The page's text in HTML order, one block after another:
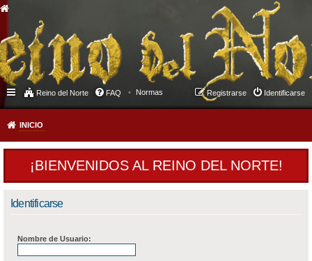
Reino del Norte FAQ Normas Identificarse
Registrarse
INICIO
¡BIENVENIDOS AL REINO DEL NORTE!
Identificarse
Nombre de Usuario: